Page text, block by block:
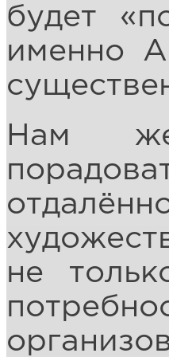
будет
именно
Нам же
не